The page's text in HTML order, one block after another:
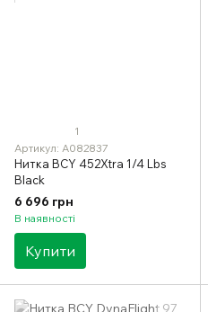
1
Артикул: A082837
Нитка BCY 452Xtra 1/4 Lbs
Black
6 696 грн
В наявності
Купити